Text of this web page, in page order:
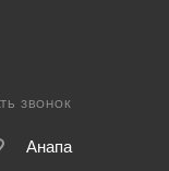
ЗВОНОК
Анапа